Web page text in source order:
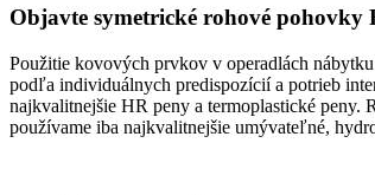
Objavte symetrické rohové
Použitie kovových prvkov v operadlách
podľa individuálnych predispozícií a potrieb
najkvalitnejšie HR peny a termoplastické peny.
používame iba najkvalitnejšie umývateľné,